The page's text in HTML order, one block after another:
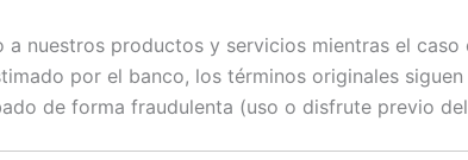
a nuestros productos y servicios mientras el caso
por el banco, los términos originales siguen
de forma fraudulenta (uso o disfrute previo